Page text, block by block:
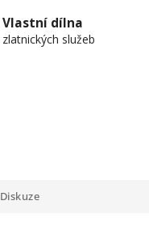
Vlastní dílna
zlatnických služeb
Diskuze